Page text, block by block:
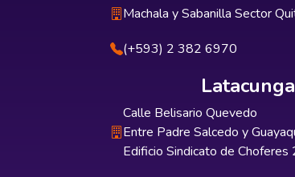
Machala y Sabanilla Sector
(+593) 2 382 6970
Latacunga
Calle Belisario Quevedo
Entre Padre Salcedo y
Edificio Sindicato de Choferes